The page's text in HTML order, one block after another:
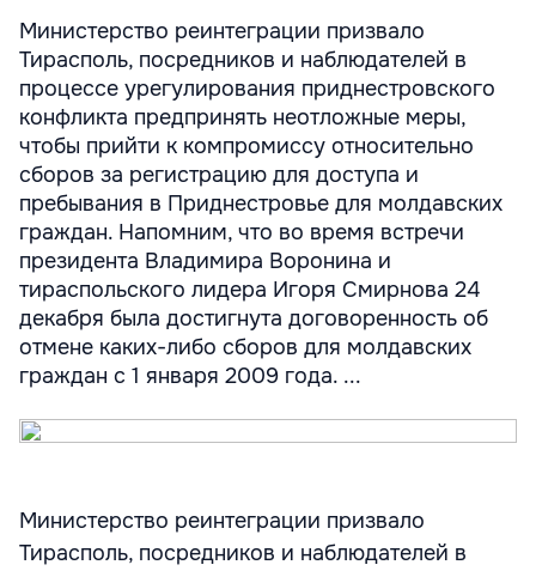
Министерство реинтеграции призвало
Тирасполь, посредников и наблюдателей в
процессе урегулирования приднестровского
конфликта предпринять неотложные меры,
чтобы прийти к компромиссу относительно
сборов за регистрацию для доступа и
пребывания в Приднестровье для молдавских
граждан. Напомним, что во время встречи
президента Владимира Воронина и
тираспольского лидера Игоря Смирнова 24
декабря была достигнута договоренность об
отмене каких-либо сборов для молдавских
граждан с 1 января 2009 года. ...
Министерство реинтеграции призвало
Тирасполь, посредников и наблюдателей в